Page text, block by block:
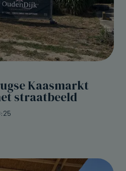
Kaasmarkt
straatbeeld